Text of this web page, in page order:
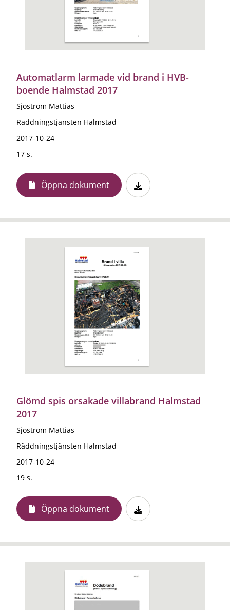
Automatlarm larmade vid brand i HVB-
boende Halmstad 2017
Sjöström Mattias
Räddningstjänsten Halmstad
2017-10-24
17 s.
Öppna dokument
Glömd spis orsakade villabrand Halmstad
2017
Sjöström Mattias
Räddningstjänsten Halmstad
2017-10-24
19 s.
Öppna dokument